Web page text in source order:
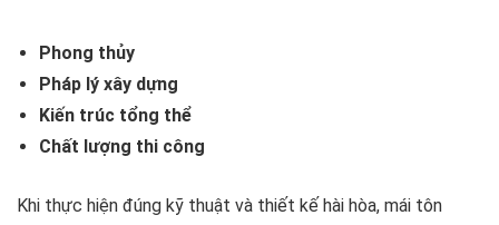
Phong thủy
Pháp lý xây dựng
Kiến trúc tổng thể
Chất lượng thi công
Khi thực hiện đúng kỹ thuật và thiết kế hài hòa, mái tôn